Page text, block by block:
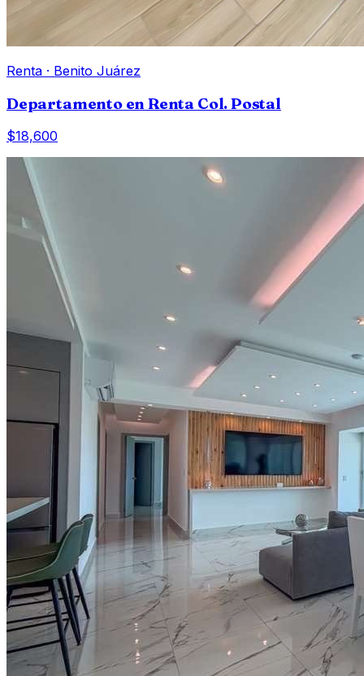
Renta · Benito Juárez
Departamento en Renta Col. Postal
$18,600